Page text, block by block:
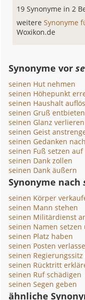
19 Synonyme in 2
weitereSynonyme
Woxikon.de
Synonyme vor
seinen Hut nehmen
seinen Höhepunkt
seinen Haushalt
seinen Gruß entbieten
seinen Glanz verlieren
seinen Geist
seinen Gedanken
seinen Fuß setzen auf
seinen Dank zollen
seinen Dank äußern
Synonyme nach
seinen Körper
seinen Mann stehen
seinen Militärdienst
seinen Namen setzen
seinen Platz haben
seinen Posten
seinen Regierungssitz
seinen Rücktritt
seinen Ruf schädigen
seinen Segen geben
ähnliche